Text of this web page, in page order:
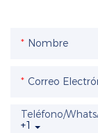
Nombre
Correo
+1
Teléfono/